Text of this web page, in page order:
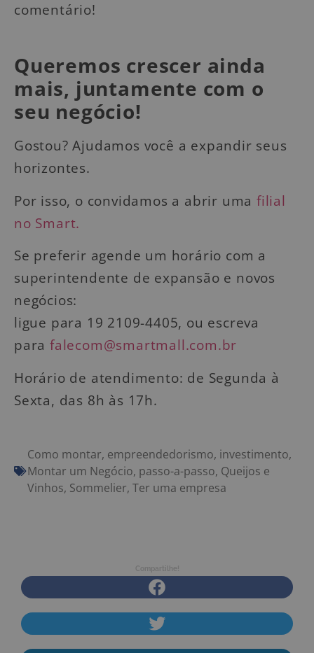
Compartilhe!
comentário!
Queremos crescer ainda
mais, juntamente com o
seu negócio!
Gostou? Ajudamos você a expandir seus
horizontes.
Por isso, o convidamos a abrir uma filial
no Smart.
Se preferir agende um horário com a
superintendente de expansão e novos
negócios:
ligue para 19 2109-4405, ou escreva
para falecom@smartmall.com.br
Horário de atendimento: de Segunda à
Sexta, das 8h às 17h.
Como montar, empreendedorismo, investimento,
Montar um Negócio, passo-a-passo, Queijos e
Vinhos, Sommelier, Ter uma empresa